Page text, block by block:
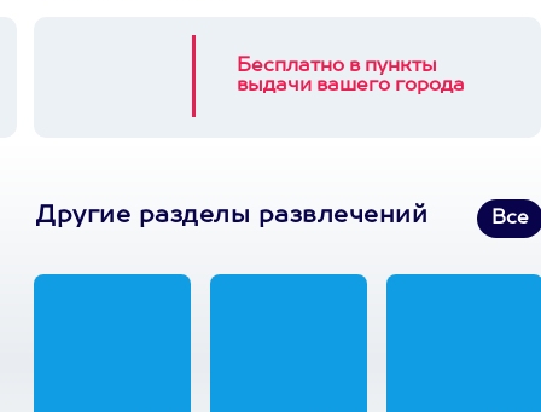
Бесплатно в пункты
выдачи вашего города
Другие разделы развлечений Все